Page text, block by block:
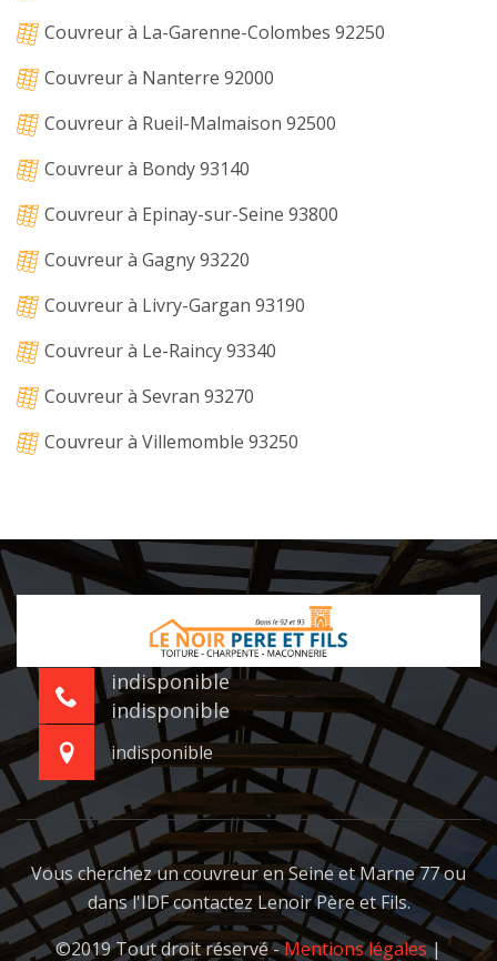
Couvreur à La-Garenne-Colombes 92250
Couvreur à Nanterre 92000
Couvreur à Rueil-Malmaison 92500
Couvreur à Bondy 93140
Couvreur à Epinay-sur-Seine 93800
Couvreur à Gagny 93220
Couvreur à Livry-Gargan 93190
Couvreur à Le-Raincy 93340
Couvreur à Sevran 93270
Couvreur à Villemomble 93250
indisponible
indisponible
indisponible
Vous cherchez uncouvreur en Seine et Marne 77ou
dans l'IDF contactez Lenoir Père et Fils.
©2019 Tout droit réservé -Mentions légales|